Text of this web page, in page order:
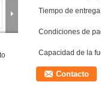
Tiempo de
Condiciones de
Capacidad de la
Contacto